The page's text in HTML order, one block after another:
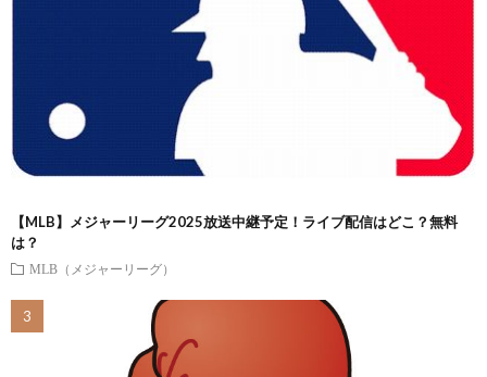
【MLB】メジャーリーグ2025放送中継予定！ライブ配信はどこ？無料
は？
MLB（メジャーリーグ）